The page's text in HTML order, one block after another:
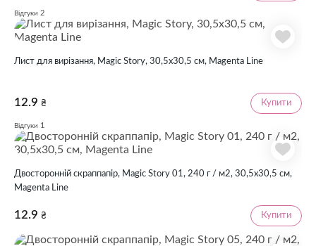
Відгуки 2
Лист для вирізання, Magic Story, 30,5х30,5 см, Magenta Line
12.9 ₴ Купити
Відгуки 1
Двосторонній скраппапір, Magic Story 01, 240 г / м2, 30,5х30,5 см,
Magenta Line
12.9 ₴ Купити